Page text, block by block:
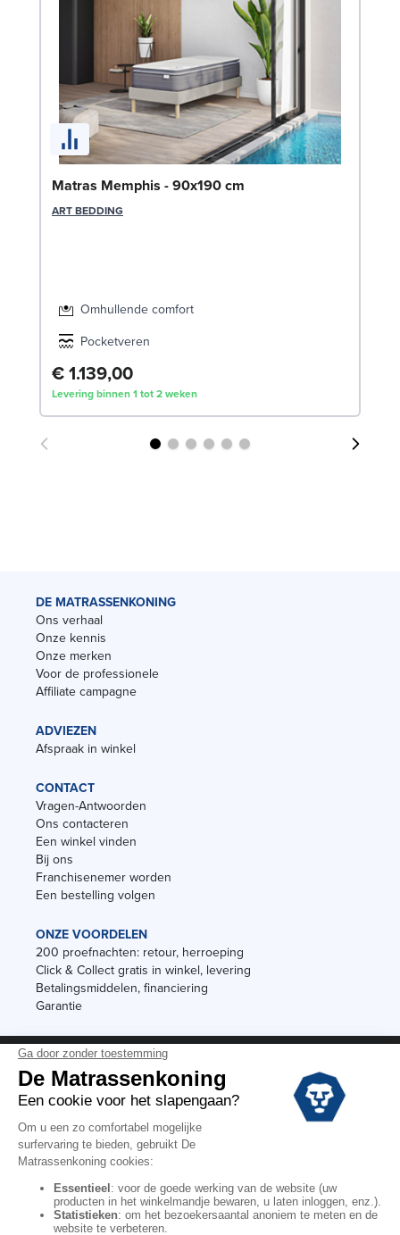
Matras Memphis - 90x190 cm
ART BEDDING
Omhullende comfort
Pocketveren
€ 1.139,00
Levering binnen 1 tot 2 weken
DE MATRASSENKONING
Ons verhaal
Onze kennis
Onze merken
Voor de professionele
Affiliate campagne
ADVIEZEN
Afspraak in winkel
CONTACT
Vragen-Antwoorden
Ons contacteren
Een winkel vinden
Bij ons
Franchisenemer worden
Een bestelling volgen
ONZE VOORDELEN
200 proefnachten: retour, herroeping
Click & Collect gratis in winkel, levering
Betalingsmiddelen, financiering
Garantie
Vermeldingen
Black Friday
Voorraadverkoop
Algemene verkoopvoorwaarden voor winkels
Algemene verkoopvoorwaarden op internet
Wettelijke Bepalingen
Persoonlijke gegevens